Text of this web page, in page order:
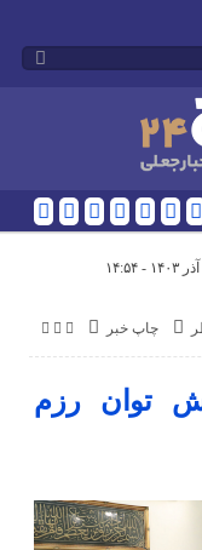
چاپ خبر
توان رزم